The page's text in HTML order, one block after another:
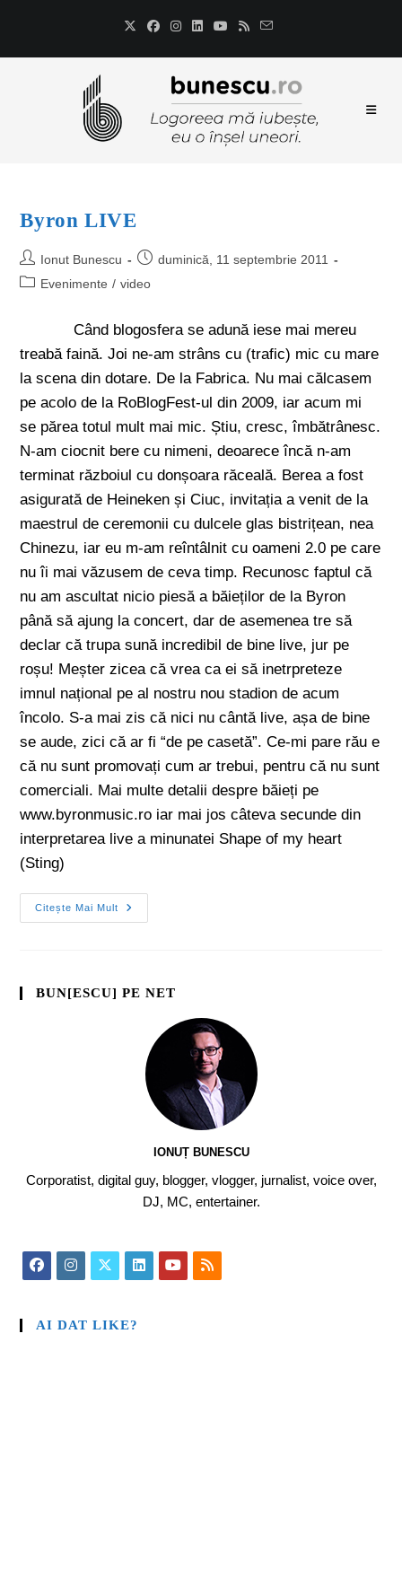
Byron LIVE
Ionut Bunescu
duminică, 11 septembrie 2011
Evenimente / video
Când blogosfera se adună iese mai mereu
treabă faină. Joi ne-am strâns cu (trafic) mic cu mare
la scena din dotare. De la Fabrica. Nu mai călcasem
pe acolo de la RoBlogFest-ul din 2009, iar acum mi
se părea totul mult mai mic. Știu, cresc, îmbătrânesc.
N-am ciocnit bere cu nimeni, deoarece încă n-am
terminat războiul cu donșoara răceală. Berea a fost
asigurată de Heineken și Ciuc, invitația a venit de la
maestrul de ceremonii cu dulcele glas bistrițean, nea
Chinezu, iar eu m-am reîntâlnit cu oameni 2.0 pe care
nu îi mai văzusem de ceva timp. Recunosc faptul că
nu am ascultat nicio piesă a băieților de la Byron
până să ajung la concert, dar de asemenea tre să
declar că trupa sună incredibil de bine live, jur pe
roșu! Meșter zicea că vrea ca ei să inetrpreteze
imnul național pe al nostru nou stadion de acum
încolo. S-a mai zis că nici nu cântă live, așa de bine
se aude, zici că ar fi “de pe casetă”. Ce-mi pare rău e
că nu sunt promovați cum ar trebui, pentru că nu sunt
comerciali. Mai multe detalii despre băieți pe
www.byronmusic.ro iar mai jos câteva secunde din
interpretarea live a minunatei Shape of my heart
(Sting)
Citește Mai Mult
BUN[ESCU] PE NET
IONUȚ BUNESCU
Corporatist, digital guy, blogger, vlogger, jurnalist, voice over,
DJ, MC, entertainer.
AI DAT LIKE?